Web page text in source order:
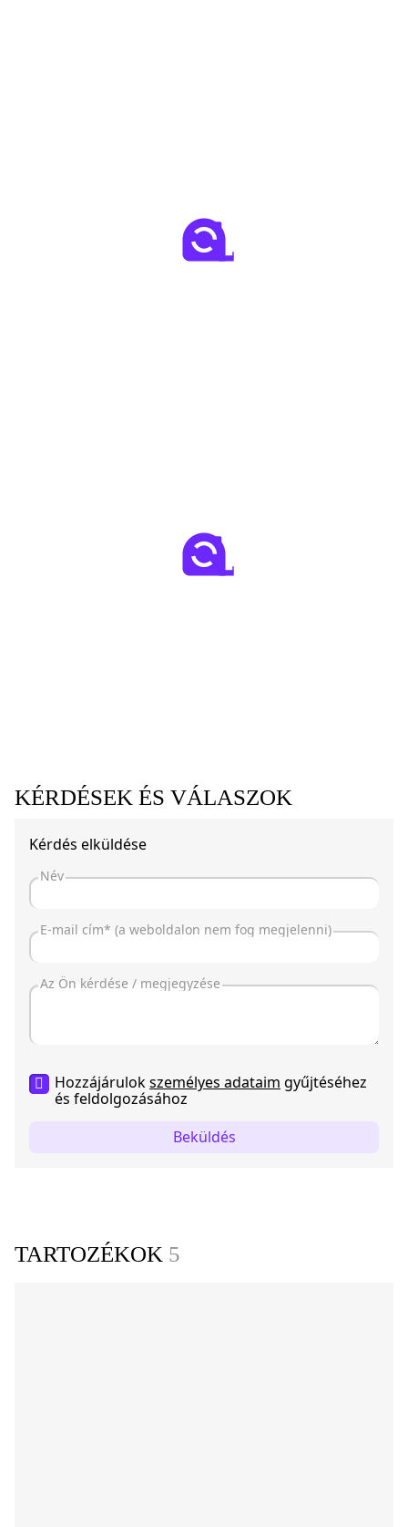
KÉRDÉSEK ÉS VÁLASZOK
Kérdés elküldése
Hozzájárulokszemélyes adataim gyűjtéséhez
és feldolgozásához
Beküldés
TARTOZÉKOK 5